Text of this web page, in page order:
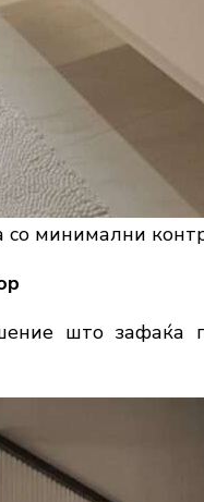
со минимални
што зафаќа